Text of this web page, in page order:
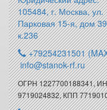
105484, г. Москва, ул.
Парковая 15-я, дом
к.236
+79254231501
info@stanok-rf.ru
ОГРН 1227700188341,
9719024832, КПП